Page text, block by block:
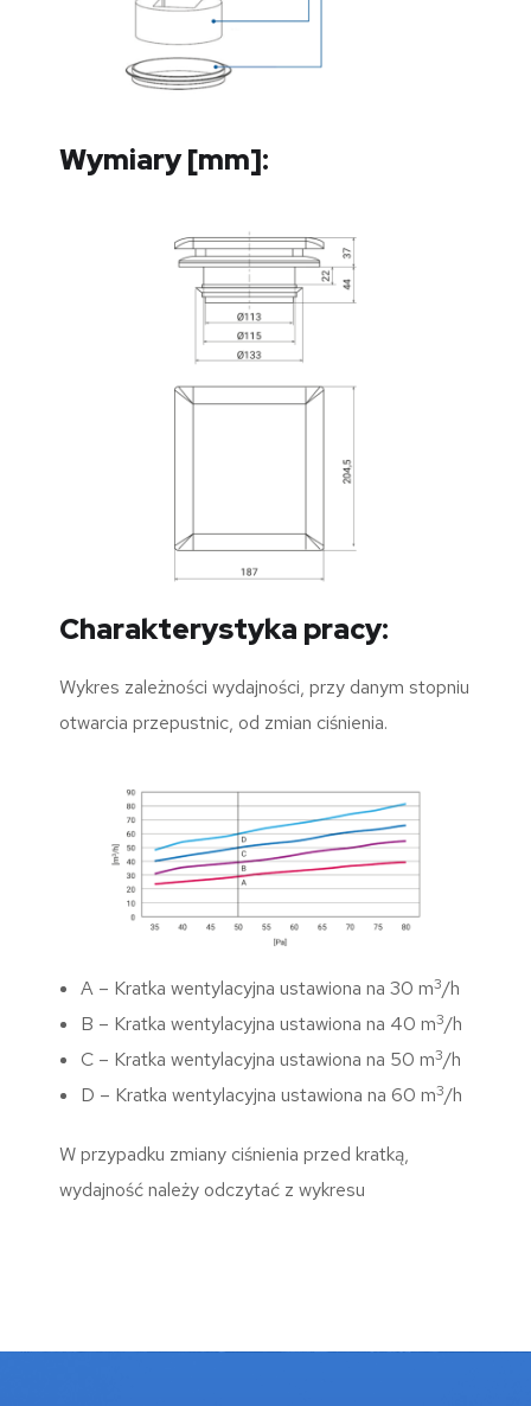
9,2
8,7
13,5
13,5
8,9
Wymiary [mm]:
Charakterystyka pracy:
Wykres zależności wydajności, przy danym stopniu
otwarcia przepustnic, od zmian ciśnienia.
A – Kratka wentylacyjna ustawiona na 30 m3/h
B – Kratka wentylacyjna ustawiona na 40 m3/h
C – Kratka wentylacyjna ustawiona na 50 m3/h
D – Kratka wentylacyjna ustawiona na 60 m3/h
W przypadku zmiany ciśnienia przed kratką,
wydajność należy odczytać z wykresu